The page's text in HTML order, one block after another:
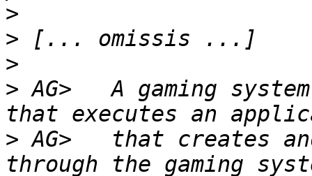
>
>
>
> AG>   A gaming
> AG>   that creates